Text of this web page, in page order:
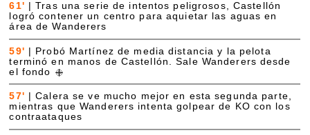
61' |Tras una serie de intentos peligrosos, Castellón
logró contener un centro para aquietar las aguas en
área de Wanderers
59' | Probó Martínez de media distancia y la pelota
terminó en manos de Castellón. Sale Wanderers desde
el fondo
57' |Calera se ve mucho mejor en esta segunda parte,
mientras que Wanderers intenta golpear de KO con los
contraataques